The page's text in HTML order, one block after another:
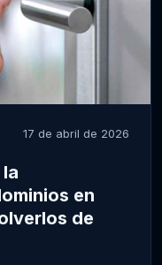
17 de abril de 2026
en
de